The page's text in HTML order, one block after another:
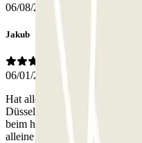
06/08/2020
Jakub
06/01/2019
Hat alles super geklappt und
Düsseldorf schön genießen.
beim hoch und runterfahren
alleine gefahren bin, dann kam